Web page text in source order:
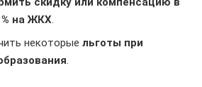
на ЖКХ
некоторые льготы при
.